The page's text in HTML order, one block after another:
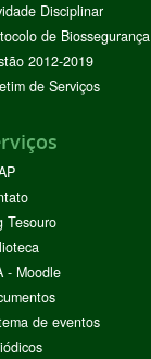
Disciplinar
de Biossegurança
2012-2019
de Serviços
Tesouro
- Moodle
de eventos